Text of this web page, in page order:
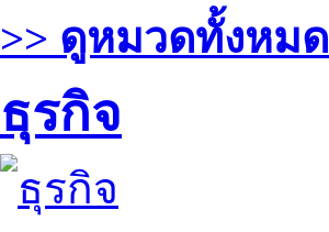
>> ดูหมวดทั้งหมด
ธุรกิจ